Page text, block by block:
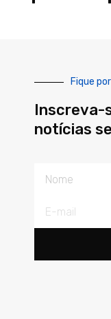
Fique
Inscreva-
notícias
mail